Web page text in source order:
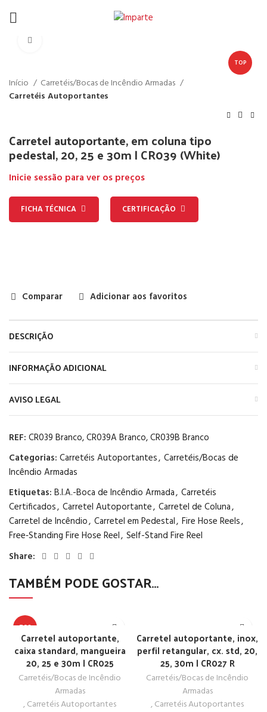
TOP
Início
Carretéis/Bocas de Incêndio Armadas
Carretéis Autoportantes
Carretel autoportante, em coluna tipo
pedestal, 20, 25 e 30m | CR039 (White)
Inicie sessão para ver os preços
FICHA TÉCNICA CERTIFICAÇÃO
Comparar Adicionar aos favoritos
DESCRIÇÃO
INFORMAÇÃO ADICIONAL
AVISO LEGAL
REF: CR039 Branco, CR039A Branco, CR039B Branco
Categorias: Carretéis Autoportantes, Carretéis/Bocas de
Incêndio Armadas
Etiquetas: B.I.A.-Boca de Incêndio Armada, Carretéis
Certificados, Carretel Autoportante, Carretel de Coluna,
Carretel de Incêndio, Carretel em Pedestal, Fire Hose Reels,
Free‑Standing Fire Hose Reel, Self-Stand Fire Reel
Share:
TAMBÉM PODE GOSTAR…
TOP
Carretel autoportante,
caixa standard, mangueira
20, 25 e 30m | CR025
Carretéis/Bocas de Incêndio
Armadas
,Carretéis Autoportantes
Carretel autoportante, inox,
perfil retangular, cx. std, 20,
25, 30m | CR027 R
Carretéis/Bocas de Incêndio
Armadas
,Carretéis Autoportantes